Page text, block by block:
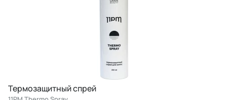
Термозащитный спрей